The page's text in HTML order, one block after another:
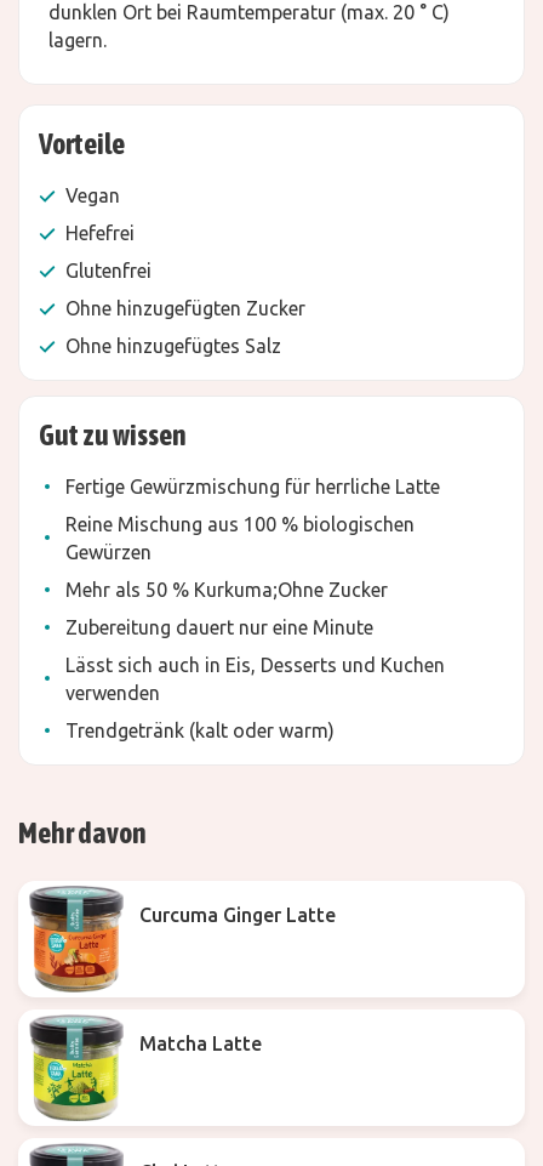
dunklen Ort bei Raumtemperatur (max. 20 ° C)
lagern.
Vorteile
Vegan
Hefefrei
Glutenfrei
Ohne hinzugefügten Zucker
Ohne hinzugefügtes Salz
Gut zu wissen
Fertige Gewürzmischung für herrliche Latte
Reine Mischung aus 100 % biologischen
Gewürzen
Mehr als 50 % Kurkuma;Ohne Zucker
Zubereitung dauert nur eine Minute
Lässt sich auch in Eis, Desserts und Kuchen
verwenden
Trendgetränk (kalt oder warm)
Mehr davon
Curcuma Ginger Latte
Matcha Latte